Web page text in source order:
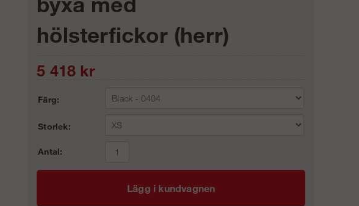
hölsterfickor (herr)
5 418 kr
Färg:
Storlek:
Antal:
Lägg i kundvagnen